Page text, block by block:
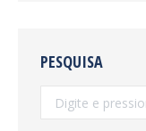
PESQUISA
Search: